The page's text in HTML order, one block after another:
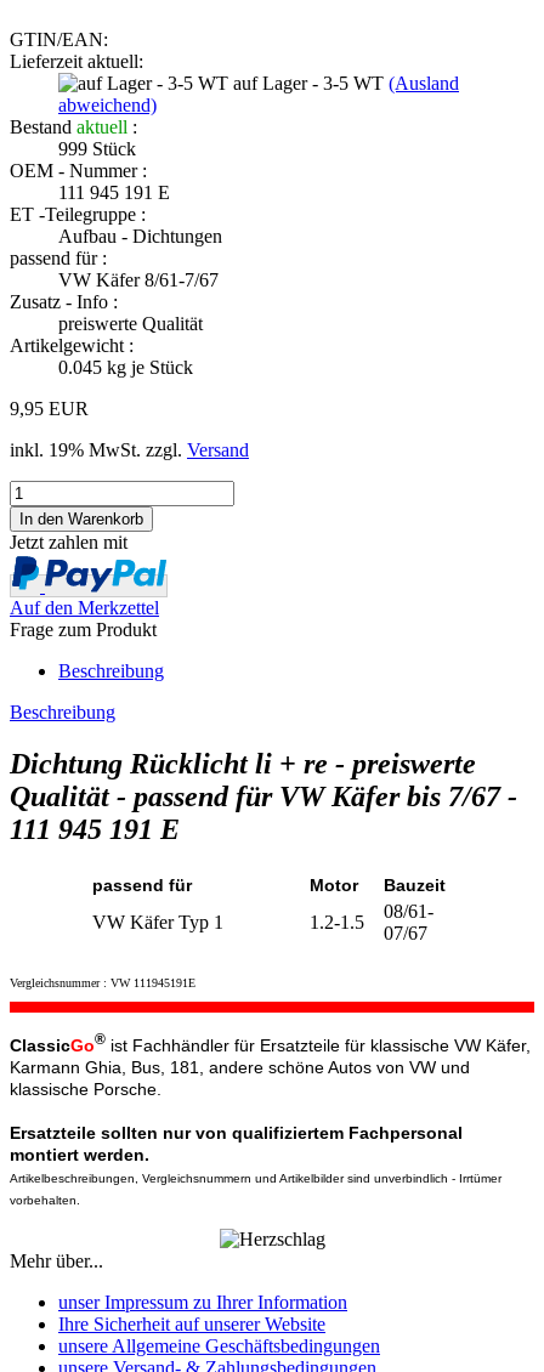
GTIN/EAN:
Lieferzeit aktuell:
auf Lager - 3-5 WT (Ausland
abweichend)
Bestand aktuell :
999 Stück
OEM - Nummer :
111 945 191 E
ET -Teilegruppe :
Aufbau - Dichtungen
passend für :
VW Käfer 8/61-7/67
Zusatz - Info :
preiswerte Qualität
Artikelgewicht :
0.045 kg je Stück
9,95 EUR
inkl. 19% MwSt. zzgl. Versand
Jetzt zahlen mit
Auf den Merkzettel
Frage zum Produkt
Beschreibung
Beschreibung
Dichtung Rücklicht li + re - preiswerte
Qualität - passend für VW Käfer bis 7/67 -
111 945 191 E
passend für Motor Bauzeit
VW Käfer Typ 1 1.2-1.5
08/61-
07/67
Vergleichsnummer : VW 111945191E
ClassicGo® ist Fachhändler für Ersatzteile für klassische VW Käfer,
Karmann Ghia, Bus, 181, andere schöne Autos von VW und
klassische Porsche.
Ersatzteile sollten nur von qualifiziertem Fachpersonal
montiert werden.
Artikelbeschreibungen, Vergleichsnummern und Artikelbilder sind unverbindlich - Irrtümer
vorbehalten.
Mehr über...
unser Impressum zu Ihrer Information
Ihre Sicherheit auf unserer Website
unsere Allgemeine Geschäftsbedingungen